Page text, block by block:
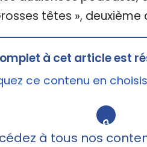
têtes », deuxième
à cet article est
ce contenu en
🔒
à tous nos